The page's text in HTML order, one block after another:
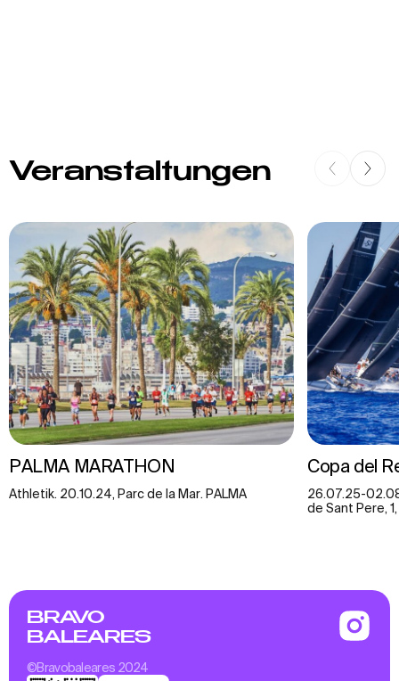
Veranstaltungen
PALMA MARATHON
Athletik. 20.10.24, Parc de la Mar. PALMA
Copa del
26.07.25-
de Sant Pere,
BRAVO
BALEARES
©Bravobaleares 2024